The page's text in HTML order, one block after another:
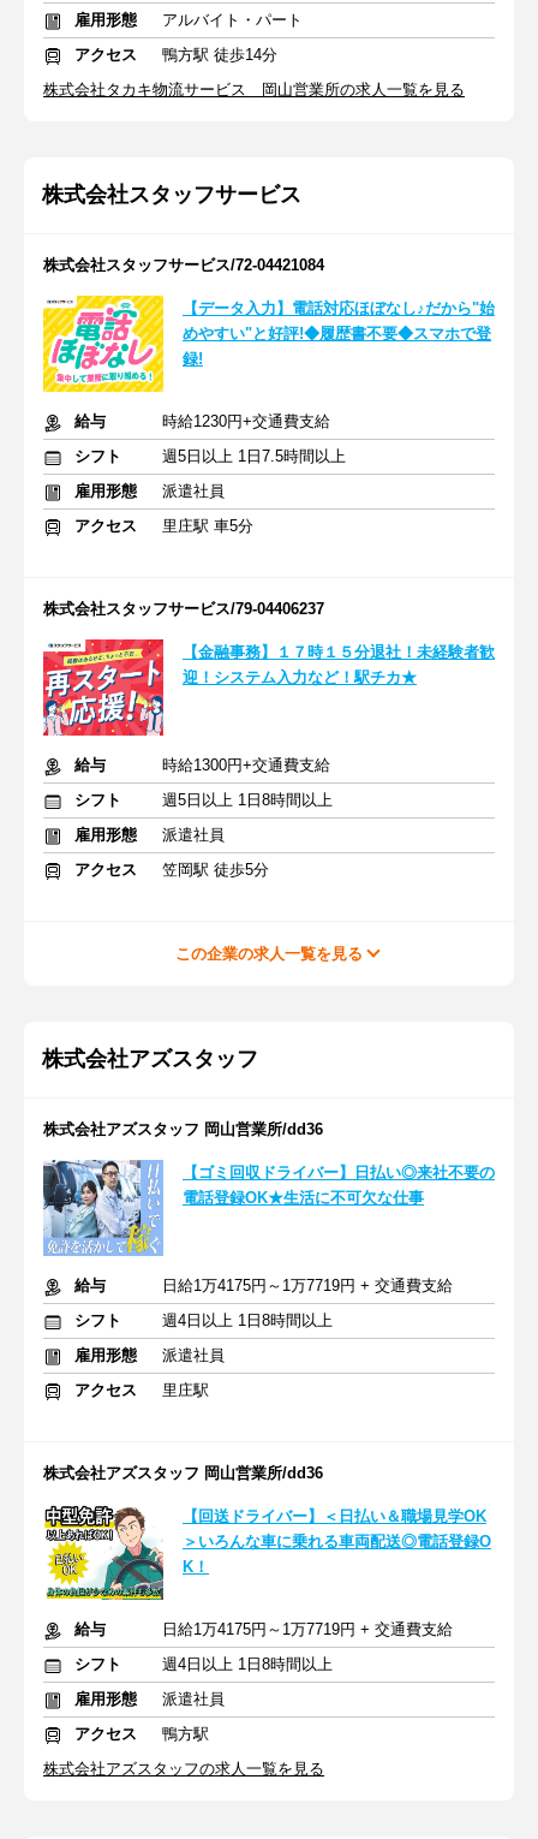
雇用形態
アルバイト・パート
アクセス
鴨方駅 徒歩14分
株式会社タカキ物流サービス 岡山営業所の求人一覧を見る
株式会社スタッフサービス
株式会社スタッフサービス/72-04421084
【データ入力】電話対応ほぼなし♪だから"始
めやすい"と好評!◆履歴書不要◆スマホで登
録!
給与
時給1230円+交通費支給
シフト
週5日以上 1日7.5時間以上
雇用形態
派遣社員
アクセス
里庄駅 車5分
株式会社スタッフサービス/79-04406237
【金融事務】１７時１５分退社！未経験者歓
迎！システム入力など！駅チカ★
給与
時給1300円+交通費支給
シフト
週5日以上 1日8時間以上
雇用形態
派遣社員
アクセス
笠岡駅 徒歩5分
この企業の求人一覧を見る
株式会社アズスタッフ
株式会社アズスタッフ 岡山営業所/dd36
【ゴミ回収ドライバー】日払い◎来社不要の
電話登録OK★生活に不可欠な仕事
給与
日給1万4175円～1万7719円 + 交通費支給
シフト
週4日以上 1日8時間以上
雇用形態
派遣社員
アクセス
里庄駅
株式会社アズスタッフ 岡山営業所/dd36
【回送ドライバー】＜日払い＆職場見学OK
＞いろんな車に乗れる車両配送◎電話登録O
K！
給与
日給1万4175円～1万7719円 + 交通費支給
シフト
週4日以上 1日8時間以上
雇用形態
派遣社員
アクセス
鴨方駅
株式会社アズスタッフの求人一覧を見る